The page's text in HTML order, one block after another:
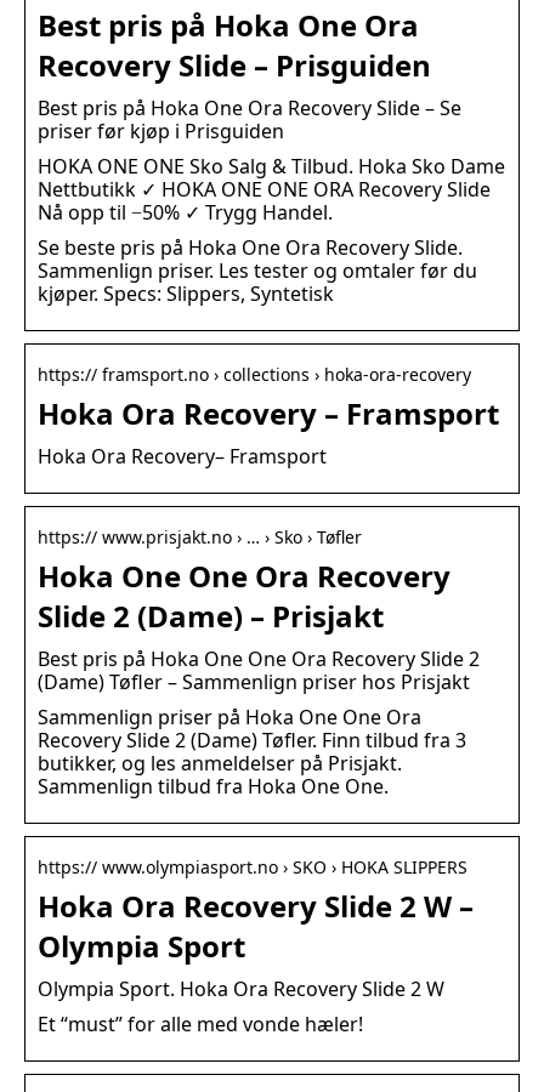
Best pris på Hoka One Ora
Recovery Slide – Prisguiden
Best pris på Hoka One Ora Recovery Slide – Se
priser før kjøp i Prisguiden
HOKA ONE ONE Sko Salg & Tilbud. Hoka Sko Dame
Nettbutikk ✓ HOKA ONE ONE ORA Recovery Slide
Nå opp til −50% ✓ Trygg Handel.
Se beste pris på Hoka One Ora Recovery Slide.
Sammenlign priser. Les tester og omtaler før du
kjøper. Specs: Slippers, Syntetisk
https:// framsport.no › collections › hoka-ora-recovery
Hoka Ora Recovery – Framsport
Hoka Ora Recovery– Framsport
https:// www.prisjakt.no › … › Sko › Tøfler
Hoka One One Ora Recovery
Slide 2 (Dame) – Prisjakt
Best pris på Hoka One One Ora Recovery Slide 2
(Dame) Tøfler – Sammenlign priser hos Prisjakt
Sammenlign priser på Hoka One One Ora
Recovery Slide 2 (Dame) Tøfler. Finn tilbud fra 3
butikker, og les anmeldelser på Prisjakt.
Sammenlign tilbud fra Hoka One One.
https:// www.olympiasport.no › SKO › HOKA SLIPPERS
Hoka Ora Recovery Slide 2 W –
Olympia Sport
Olympia Sport. Hoka Ora Recovery Slide 2 W
Et “must” for alle med vonde hæler!